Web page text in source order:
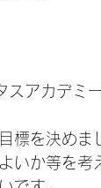
スアカデミ
標を決めま
いか等を考